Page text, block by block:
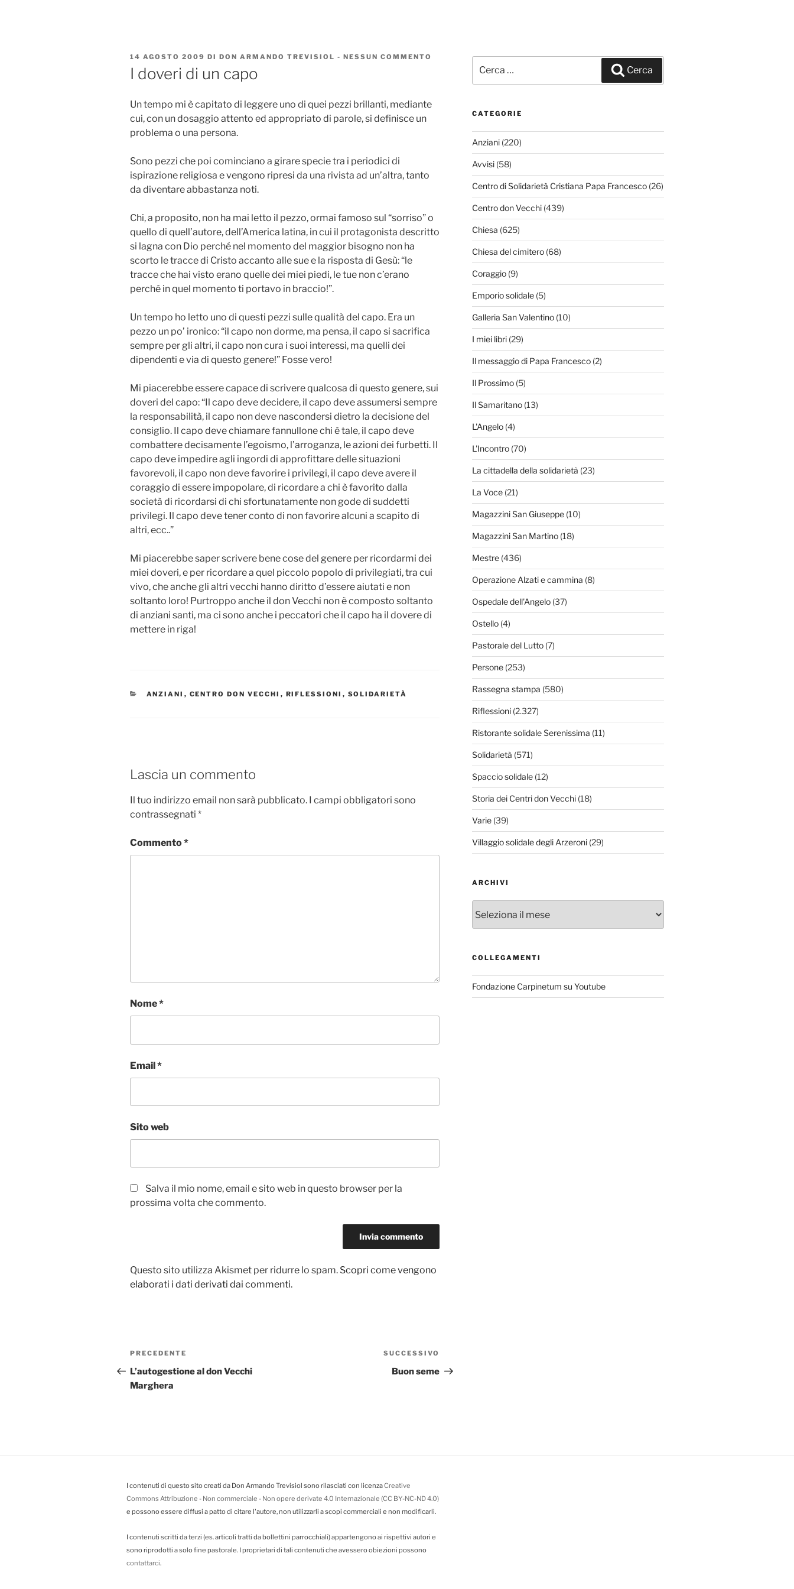
PUBBLICATO
IL
14 AGOSTO 2009 DI DON ARMANDO TREVISIOL - NESSUN COMMENTO
I doveri di un capo
Un tempo mi è capitato di leggere uno di quei pezzi brillanti, mediante
cui, con un dosaggio attento ed appropriato di parole, si definisce un
problema o una persona.
Sono pezzi che poi cominciano a girare specie tra i periodici di
ispirazione religiosa e vengono ripresi da una rivista ad un’altra, tanto
da diventare abbastanza noti.
Chi, a proposito, non ha mai letto il pezzo, ormai famoso sul “sorriso” o
quello di quell’autore, dell’America latina, in cui il protagonista descritto
si lagna con Dio perché nel momento del maggior bisogno non ha
scorto le tracce di Cristo accanto alle sue e la risposta di Gesù: “le
tracce che hai visto erano quelle dei miei piedi, le tue non c’erano
perché in quel momento ti portavo in braccio!”.
Un tempo ho letto uno di questi pezzi sulle qualità del capo. Era un
pezzo un po’ ironico: “il capo non dorme, ma pensa, il capo si sacrifica
sempre per gli altri, il capo non cura i suoi interessi, ma quelli dei
dipendenti e via di questo genere!” Fosse vero!
Mi piacerebbe essere capace di scrivere qualcosa di questo genere, sui
doveri del capo: “Il capo deve decidere, il capo deve assumersi sempre
la responsabilità, il capo non deve nascondersi dietro la decisione del
consiglio. Il capo deve chiamare fannullone chi è tale, il capo deve
combattere decisamente l’egoismo, l’arroganza, le azioni dei furbetti. Il
capo deve impedire agli ingordi di approfittare delle situazioni
favorevoli, il capo non deve favorire i privilegi, il capo deve avere il
coraggio di essere impopolare, di ricordare a chi è favorito dalla
società di ricordarsi di chi sfortunatamente non gode di suddetti
privilegi. Il capo deve tener conto di non favorire alcuni a scapito di
altri, ecc..”
Mi piacerebbe saper scrivere bene cose del genere per ricordarmi dei
miei doveri, e per ricordare a quel piccolo popolo di privilegiati, tra cui
vivo, che anche gli altri vecchi hanno diritto d’essere aiutati e non
soltanto loro! Purtroppo anche il don Vecchi non è composto soltanto
di anziani santi, ma ci sono anche i peccatori che il capo ha il dovere di
mettere in riga!
CATEGORIE
ANZIANI , CENTRO DON VECCHI , RIFLESSIONI , SOLIDARIETÀ
Lascia un commento
Il tuo indirizzo email non sarà pubblicato. I campi obbligatori sono
contrassegnati *
Commento*
Nome*
Email*
Sito web
Salva il mio nome, email e sito web in questo browser per la
prossima volta che commento.
Questo sito utilizza Akismet per ridurre lo spam. Scopri come vengono
elaborati i dati derivati dai commenti.
Navigazione
articoli
Articolo
precedente:
PRECEDENTE
L’autogestione al don Vecchi
Marghera
successivo
SUCCESSIVO
Buon seme
Cerca
CATEGORIE
Anziani(220)
Avvisi(58)
Centro di Solidarietà Cristiana Papa Francesco(26)
Centro don Vecchi(439)
Chiesa (625)
Chiesa del cimitero(68)
Coraggio(9)
Emporio solidale(5)
Galleria San Valentino(10)
I miei libri(29)
Il messaggio di Papa Francesco(2)
Il Prossimo(5)
Il Samaritano(13)
L'Angelo(4)
L'Incontro(70)
La cittadella della solidarietà (23)
La Voce(21)
Magazzini San Giuseppe(10)
Magazzini San Martino(18)
Mestre(436)
Operazione Alzati e cammina (8)
Ospedale dell'Angelo(37)
Ostello(4)
Pastorale del Lutto(7)
Persone(253)
Rassegna stampa (580)
Riflessioni(2.327)
Ristorante solidale Serenissima (11)
Solidarietà (571)
Spaccio solidale(12)
Storia dei Centri don Vecchi(18)
Varie(39)
Villaggio solidale degli Arzeroni(29)
ARCHIVI
COLLEGAMENTI
Fondazione Carpinetum su Youtube
I contenuti di questo sito creati da Don Armando Trevisiol sono rilasciati con licenzaCreative
Commons Attribuzione - Non commerciale - Non opere derivate 4.0 Internazionale (CC BY-NC-ND 4.0)
e possono essere diffusi a patto di citare l'autore, non utilizzarli a scopi commerciali e non modificarli.
I contenuti scritti da terzi (es. articoli tratti da bollettini parrocchiali) appartengono ai rispettivi autori e
sono riprodotti a solo fine pastorale. I proprietari di tali contenuti che avessero obiezioni possono
contattarci.